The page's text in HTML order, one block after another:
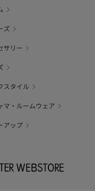
ズ
サリー
スタイル
マ・ルームウェア
アップ